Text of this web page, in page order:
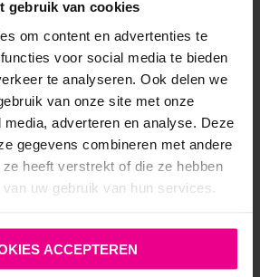
gebruik van cookies
om content en advertenties te
voor social media te bieden
te analyseren. Ook delen we
van onze site met onze
adverteren en analyse. Deze
gegevens combineren met andere
heeft verstrekt of die ze hebben
uw gebruik van hun services.
ACCEPTEREN
– BACHATA – CATSUIT – GAAS
– ZWART
Op voorraad
€84,95 €59,95